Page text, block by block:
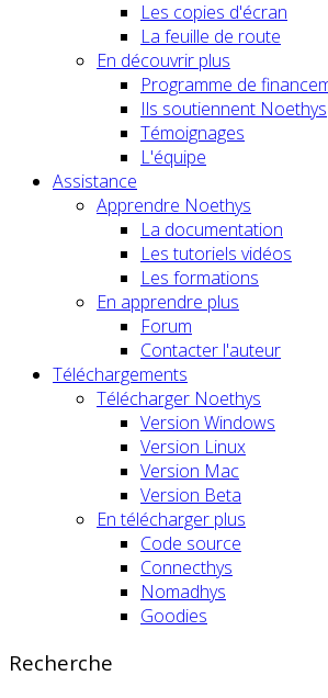
Les copies d'écran
La feuille de route
En découvrir plus
Programme de
Ils soutiennent Noethys
Témoignages
L'équipe
Assistance
Apprendre Noethys
La documentation
Les tutoriels vidéos
Les formations
En apprendre plus
Forum
Contacter l'auteur
Téléchargements
Télécharger Noethys
Version Windows
Version Linux
Version Mac
Version Beta
En télécharger plus
Code source
Connecthys
Nomadhys
Goodies
Recherche